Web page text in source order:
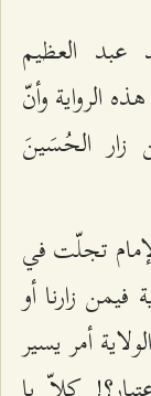
عبد العظيم
الرواية وأنّ
الحُسَینَ
تجلّت في
زارنا أو
أمر يسير